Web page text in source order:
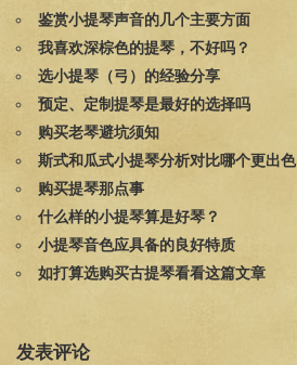
鉴赏小提琴声音的几个主要方面
我喜欢深棕色的提琴，不好吗？
选小提琴（弓）的经验分享
预定、定制提琴是最好的选择吗
购买老琴避坑须知
斯式和瓜式小提琴分析对比哪个更出色
购买提琴那点事
什么样的小提琴算是好琴？
小提琴音色应具备的良好特质
如打算选购买古提琴看看这篇文章
发表评论